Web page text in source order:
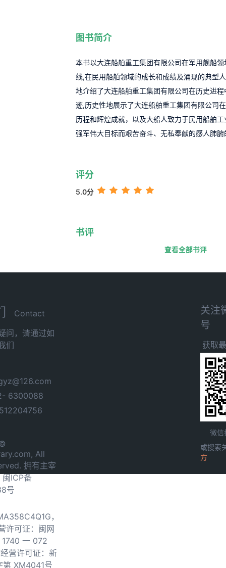
图书简介
本书以大连船舶重工集团有限公司在军用舰船
线,在民用船舶领域的成长和成绩及涌现的典型
地介绍了大连船舶重工集团有限公司在历史进
迹,历史性地展示了大连船舶重工集团有限公司
历程和辉煌成就，以及大船人致力于民用船舶
强军伟大目标而艰苦奋斗、无私奉献的感人肺
评分
5.0分
书评
查看全部书评
Contact
问，请通过如
们
6300088
All
拥有主宰
闽ICP备
号
，
许可证：闽网
一 072
营许可证：新
第 XM4041号
关注
号
获取
微信
或搜索
方